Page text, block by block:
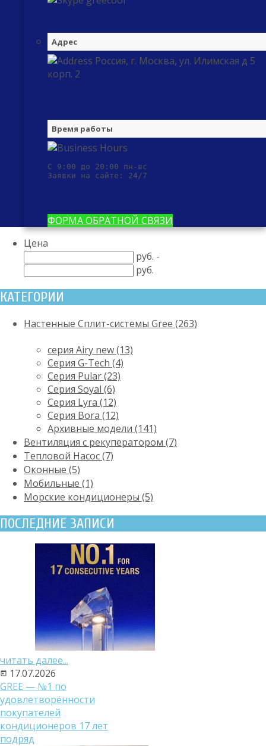
Адрес
Россия, г. Москва, ул. Илимская д 5
корп. 2
Время работы
С 9:00 до 20:00 пн-вс
Заявки на сайте: 24/7
ФОРМА ОБРАТНОЙ СВЯЗИ
Цена
руб. -
руб.
КАТЕГОРИИ
Настенные Сплит-системы Gree (263)
серия Airy new (13)
Серия G-Tech (4)
Серия Pular (23)
Cерия Soyal (6)
Серия Lyra (12)
Серия Bora (12)
Архивные модели (141)
Вентиляция с рекуператором (7)
Тепловой Насос (7)
Оконные (5)
Мобильные (1)
Морские кондиционеры (5)
ПОСЛЕДНИЕ ЗАПИСИ
читать далее...
17.07.2026
GREE — №1 по
удовлетворённости
покупателей
кондиционеров 17 лет
подряд